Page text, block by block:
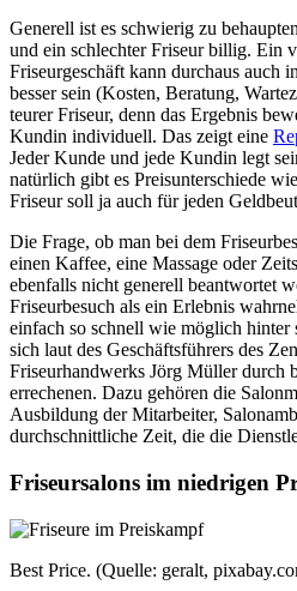
Generell ist es schwierig zu
und ein schlechter Friseur billig. Ein
Friseurgeschäft kann durchaus auch
besser sein (Kosten, Beratung,
teurer Friseur, denn das Ergebnis
Kundin individuell. Das zeigt eine
Jeder Kunde und jede Kundin legt
natürlich gibt es Preisunterschiede
Friseur soll ja auch für jeden
Die Frage, ob man bei dem
einen Kaffee, eine Massage oder
ebenfalls nicht generell beantwortet
Friseurbesuch als ein Erlebnis
einfach so schnell wie möglich hinter
sich laut des Geschäftsführers des
Friseurhandwerks Jörg Müller durch
errechenen. Dazu gehören die
Ausbildung der Mitarbeiter,
durchschnittliche Zeit, die die
Friseursalons im niedrigen
Best Price. (Quelle: geralt,